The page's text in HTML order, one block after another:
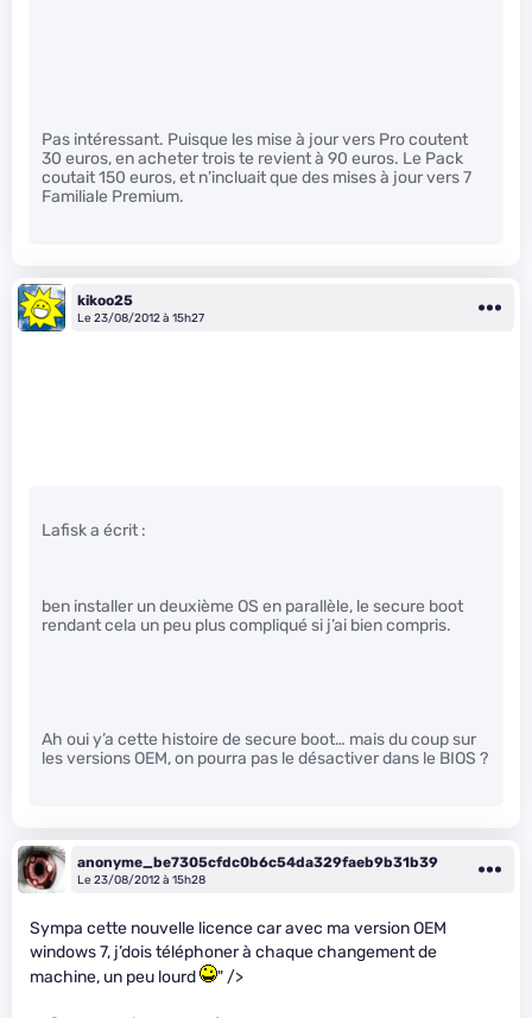
Pas intéressant. Puisque les mise à jour vers Pro coutent
30 euros, en acheter trois te revient à 90 euros. Le Pack
coutait 150 euros, et n’incluait que des mises à jour vers 7
Familiale Premium.
kikoo25
Le 23/08/2012 à 15h27
Lafisk a écrit :
ben installer un deuxième OS en parallèle, le secure boot
rendant cela un peu plus compliqué si j’ai bien compris.
Ah oui y’a cette histoire de secure boot… mais du coup sur
les versions OEM, on pourra pas le désactiver dans le BIOS ?
anonyme_be7305cfdc0b6c54da329faeb9b31b39
Le 23/08/2012 à 15h28
Sympa cette nouvelle licence car avec ma version OEM
windows 7, j’dois téléphoner à chaque changement de
machine, un peu lourd
" />